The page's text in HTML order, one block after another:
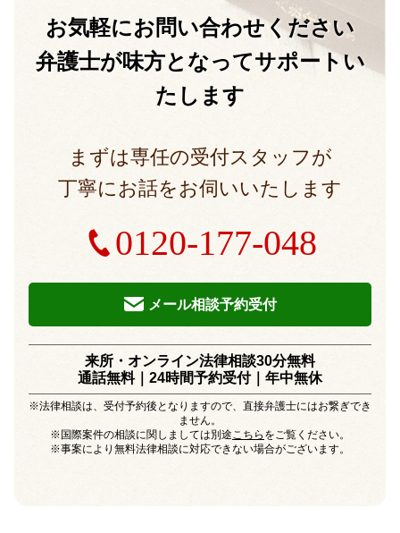
お気軽にお問い合わせください
弁護士が味方となってサポートい
たします
まずは専任の受付スタッフが
丁寧にお話をお伺いいたします
0120-177-048
メール相談予約受付
来所・オンライン法律相談30分無料
通話無料｜24時間予約受付｜年中無休
※法律相談は、受付予約後となりますので、直接弁護士にはお繋ぎでき
ません。
※国際案件の相談に関しましては別途 こちら をご覧ください。
※事案により無料法律相談に対応できない場合がございます。